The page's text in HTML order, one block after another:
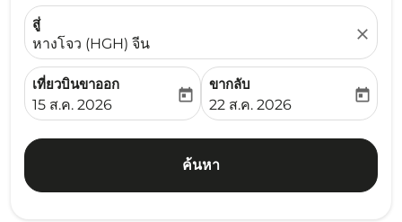
สู่
หางโจว (HGH) จีน
close
เที่ยวบินขาออก
fc-booking-departure-date-aria-label
15 ส.ค. 2026
today
ขากลับ
fc-booking-return-date-
22 ส.ค. 2026
today
ค้นหา